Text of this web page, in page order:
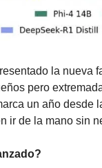
la nueva
pero
un año desde
ir de la mano sin